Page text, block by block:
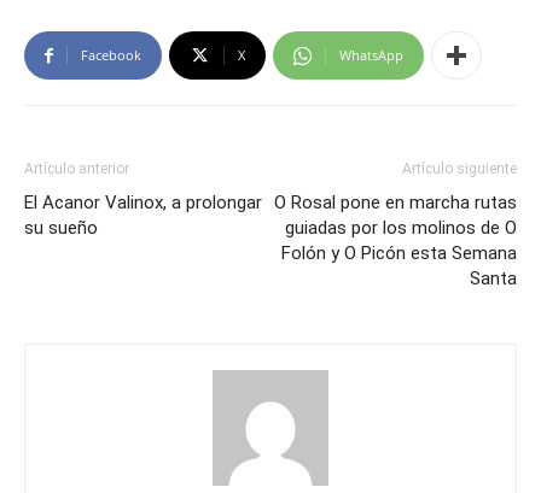
Facebook X WhatsApp
Artículo anterior
El Acanor Valinox, a prolongar
su sueño
Artículo siguiente
O Rosal pone en marcha rutas
guiadas por los molinos de O
Folón y O Picón esta Semana
Santa